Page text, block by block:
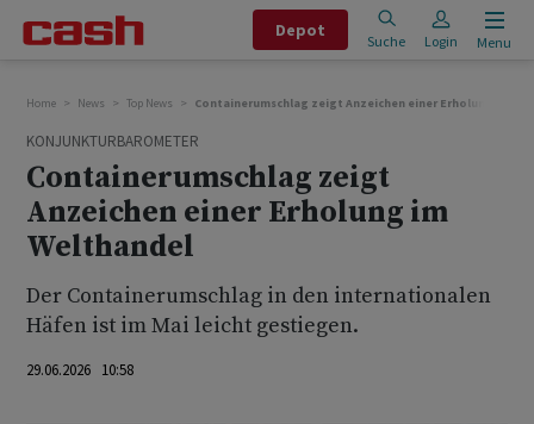
Depot
Suche Login Menu
Home News Top News Containerumschlag zeigt Anzeichen einer Erholung im
KONJUNKTURBAROMETER
Containerumschlag zeigt
Anzeichen einer Erholung im
Welthandel
Der Containerumschlag in den internationalen
Häfen ist im Mai leicht gestiegen.
29.06.2026 10:58